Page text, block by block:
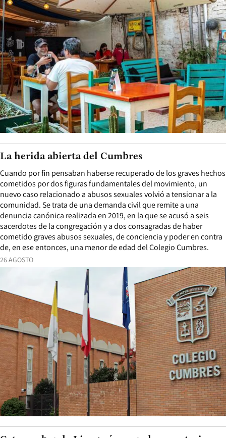
26 AGOSTO
Cuando por fin pensaban haberse recuperado de los graves hechos
cometidos por dos figuras fundamentales del movimiento, un
nuevo caso relacionado a abusos sexuales volvió a tensionar a la
comunidad. Se trata de una demanda civil que remite a una
denuncia canónica realizada en 2019, en la que se acusó a seis
sacerdotes de la congregación y a dos consagradas de haber
cometido graves abusos sexuales, de conciencia y poder en contra
de, en ese entonces, una menor de edad del Colegio Cumbres.
La herida abierta del Cumbres